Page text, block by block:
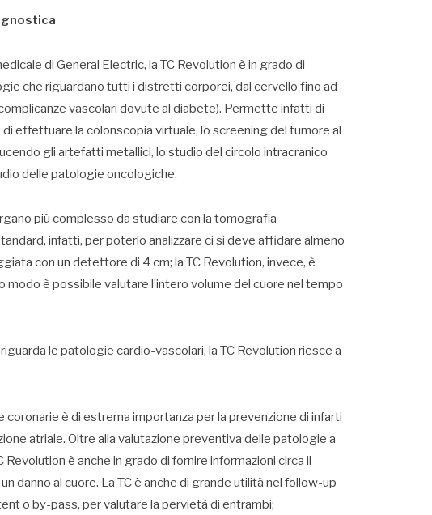
di General Electric, la TC Revolution è in grado di
che riguardano tutti i distretti corporei, dal cervello fino ad
vascolari dovute al diabete). Permette infatti di
effettuare la colonscopia virtuale, lo screening del tumore al
gli artefatti metallici, lo studio del circolo intracranico
delle patologie oncologiche.
più complesso da studiare con la tomografia
infatti, per poterlo analizzare ci si deve affidare almeno
con un detettore di 4 cm; la TC Revolution, invece, è
è possibile valutare l’intero volume del cuore nel tempo
le patologie cardio-vascolari, la TC Revolution riesce a
coronarie è di estrema importanza per la prevenzione di infarti
atriale. Oltre alla valutazione preventiva delle patologie a
è anche in grado di fornire informazioni circa il
danno al cuore. La TC è anche di grande utilità nel follow-up
o by-pass, per valutare la pervietà di entrambi;